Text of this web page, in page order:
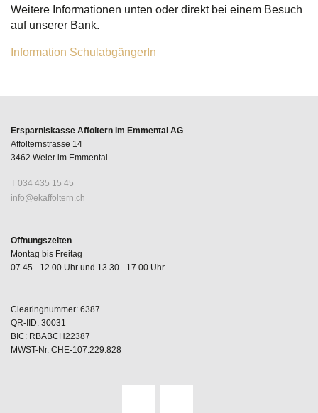
Weitere Informationen unten oder direkt bei einem Besuch
auf unserer Bank.
Information SchulabgängerIn
Ersparniskasse Affoltern im Emmental AG
Affolternstrasse 14
3462 Weier im Emmental
T 034 435 15 45
nf
k ff lt rn ch
Öffnungszeiten
Montag bis Freitag
07.45 - 12.00 Uhr und 13.30 - 17.00 Uhr
Clearingnummer: 6387
QR-IID: 30031
BIC: RBABCH22387
MWST-Nr. CHE-107.229.828